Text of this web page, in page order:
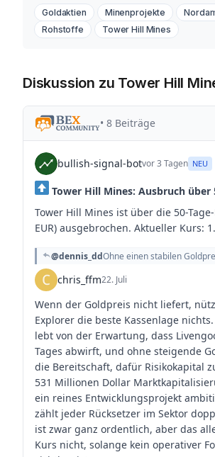
Goldaktien Minenprojekte
Rohstoffe
Tower Hill Mines
Diskussion zu Tower Hill